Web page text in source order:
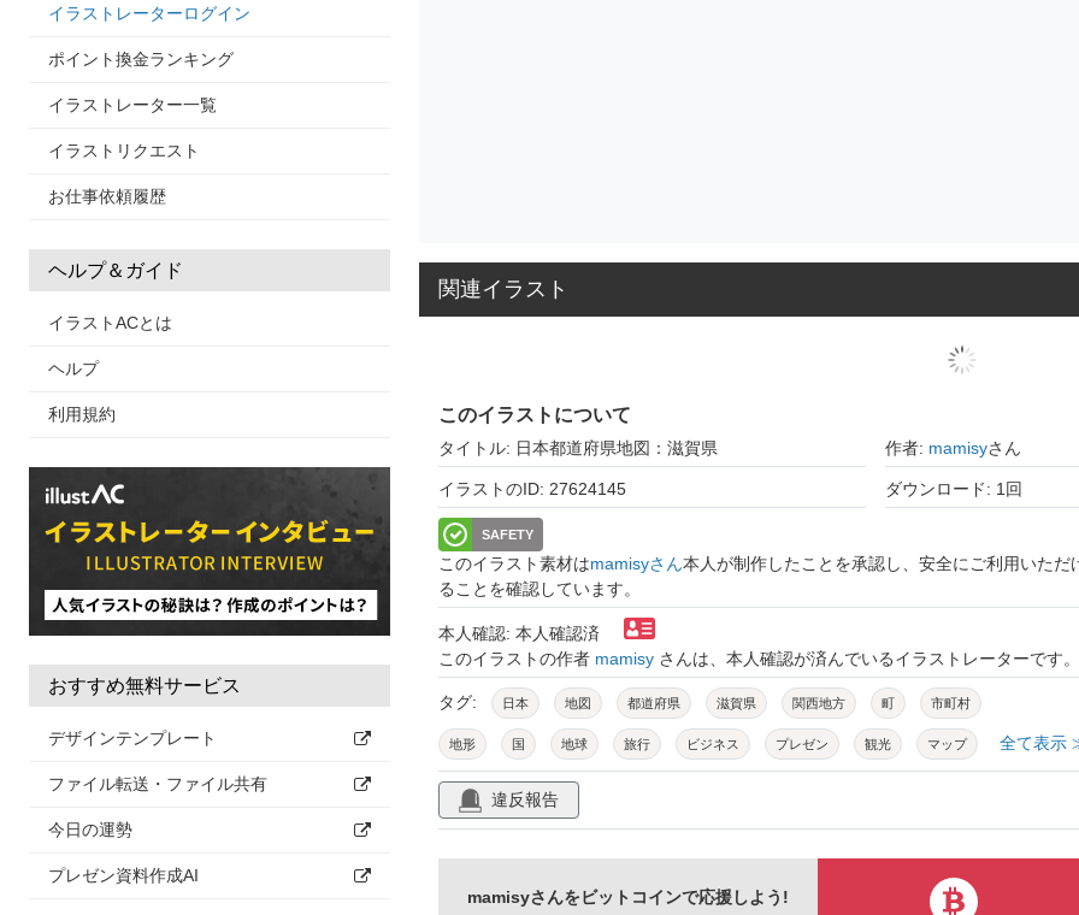
イラストレーターログイン
ポイント換金ランキング
イラストレーター一覧
イラストリクエスト
お仕事依頼履歴
ヘルプ＆ガイド
イラストACとは
ヘルプ
利用規約
おすすめ無料サービス
デザインテンプレート
ファイル転送・ファイル共有
今日の運勢
プレゼン資料作成AI
関連イラスト
このイラストについて
タイトル: 日本都道府県地図：滋賀県 作者: mamisyさん
イラストのID: 27624145 ダウンロード: 1回
SAFETY
このイラスト素材はmamisyさん本人が制作したことを承認し、安全にご利用いただ
ることを確認しています。
本人確認: 本人確認済
このイラストの作者 mamisy さんは、本人確認が済んでいるイラストレーターです。
タグ: 日本 地図 都道府県 滋賀県 関西地方 町 市町村
地形 国 地球 旅行 ビジネス プレゼン 観光 マップ
教育 学校 地理
素材
全て表示
違反報告
mamisyさんをビットコインで応援しよう!